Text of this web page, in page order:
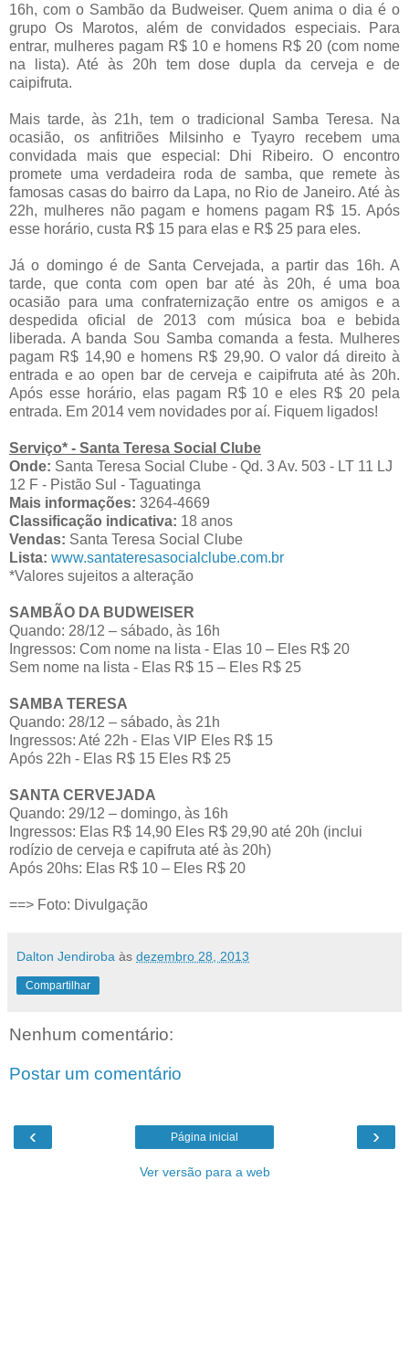
16h, com o Sambão da Budweiser. Quem anima o dia é o
grupo Os Marotos, além de convidados especiais. Para
entrar, mulheres pagam R$ 10 e homens R$ 20 (com nome
na lista). Até às 20h tem dose dupla da cerveja e de
caipifruta.
Mais tarde, às 21h, tem o tradicional Samba Teresa. Na
ocasião, os anfitriões Milsinho e Tyayro recebem uma
convidada mais que especial: Dhi Ribeiro. O encontro
promete uma verdadeira roda de samba, que remete às
famosas casas do bairro da Lapa, no Rio de Janeiro. Até às
22h, mulheres não pagam e homens pagam R$ 15. Após
esse horário, custa R$ 15 para elas e R$ 25 para eles.
Já o domingo é de Santa Cervejada, a partir das 16h. A
tarde, que conta com open bar até às 20h, é uma boa
ocasião para uma confraternização entre os amigos e a
despedida oficial de 2013 com música boa e bebida
liberada. A banda Sou Samba comanda a festa. Mulheres
pagam R$ 14,90 e homens R$ 29,90. O valor dá direito à
entrada e ao open bar de cerveja e caipifruta até às 20h.
Após esse horário, elas pagam R$ 10 e eles R$ 20 pela
entrada. Em 2014 vem novidades por aí. Fiquem ligados!
Serviço* - Santa Teresa Social Clube
Onde: Santa Teresa Social Clube - Qd. 3 Av. 503 - LT 11 LJ
12 F - Pistão Sul - Taguatinga
Mais informações: 3264-4669
Classificação indicativa: 18 anos
Vendas: Santa Teresa Social Clube
Lista: www.santateresasocialclube.com.br
*Valores sujeitos a alteração
SAMBÃO DA BUDWEISER
Quando: 28/12 – sábado, às 16h
Ingressos: Com nome na lista - Elas 10 – Eles R$ 20
Sem nome na lista - Elas R$ 15 – Eles R$ 25
SAMBA TERESA
Quando: 28/12 – sábado, às 21h
Ingressos: Até 22h - Elas VIP Eles R$ 15
Após 22h - Elas R$ 15 Eles R$ 25
SANTA CERVEJADA
Quando: 29/12 – domingo, às 16h
Ingressos: Elas R$ 14,90 Eles R$ 29,90 até 20h (inclui
rodízio de cerveja e capifruta até às 20h)
Após 20hs: Elas R$ 10 – Eles R$ 20
==> Foto: Divulgação
Dalton Jendiroba às dezembro 28, 2013
Compartilhar
Nenhum comentário:
Postar um comentário
‹ ›
Página inicial
Ver versão para a web